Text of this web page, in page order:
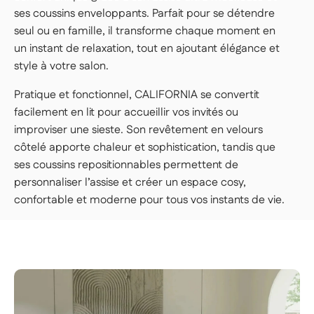
Nos livreurs livrent dans la pièce de votre
choix, déballent et installent votre article.
👉 Parfait si vous voulez une expérience clé
en main, sans rien avoir à faire.
disposez pas d'un ascenseur conforme aux dimensions
des colis, un monte-charges peut-être sollicité durant la
livraison (frais supplémentaires), précisez à notre service
client de la difficulté d'accès au moins 48h avant la
livraison de votre produit. Voir les conditions de livraison
en logement
ses coussins enveloppants. Parfait pour se détendre
seul ou en famille, il transforme chaque moment en
un instant de relaxation, tout en ajoutant élégance et
style à votre salon.
Pratique et fonctionnel, CALIFORNIA se convertit
facilement en lit pour accueillir vos invités ou
improviser une sieste. Son revêtement en velours
côtelé apporte chaleur et sophistication, tandis que
ses coussins repositionnables permettent de
personnaliser l’assise et créer un espace cosy,
confortable et moderne pour tous vos instants de vie.